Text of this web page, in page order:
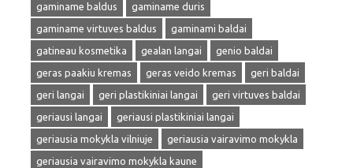
gaminame baldus
gaminame duris
gaminame virtuves baldus
gaminami baldai
gatineau kosmetika
gealan langai
genio baldai
geras paakiu kremas
geras veido kremas
geri baldai
geri langai
geri plastikiniai langai
geri virtuves baldai
geriausi langai
geriausi plastikiniai langai
geriausia mokykla vilniuje
geriausia vairavimo mokykla
geriausia vairavimo mokykla kaune